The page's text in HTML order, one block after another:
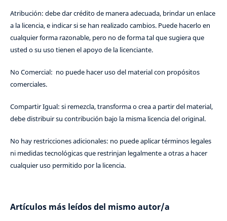
Atribución: debe dar crédito de manera adecuada, brindar un enlace
a la licencia, e indicar si se han realizado cambios. Puede hacerlo en
cualquier forma razonable, pero no de forma tal que sugiera que
usted o su uso tienen el apoyo de la licenciante.
No Comercial: no puede hacer uso del material con propósitos
comerciales.
Compartir Igual: si remezcla, transforma o crea a partir del material,
debe distribuir su contribución bajo la misma licencia del original.
No hay restricciones adicionales: no puede aplicar términos legales
ni medidas tecnológicas que restrinjan legalmente a otras a hacer
cualquier uso permitido por la licencia.
Artículos más leídos del mismo autor/a